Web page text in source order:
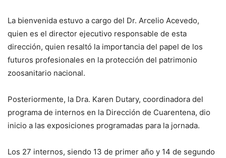
La bienvenida estuvo a cargo del Dr. Arcelio Acevedo,
quien es el director ejecutivo responsable de esta
dirección, quien resaltó la importancia del papel de los
futuros profesionales en la protección del patrimonio
zoosanitario nacional.
Posteriormente, la Dra. Karen Dutary, coordinadora del
programa de internos en la Dirección de Cuarentena, dio
inicio a las exposiciones programadas para la jornada.
Los 27 internos, siendo 13 de primer año y 14 de segundo